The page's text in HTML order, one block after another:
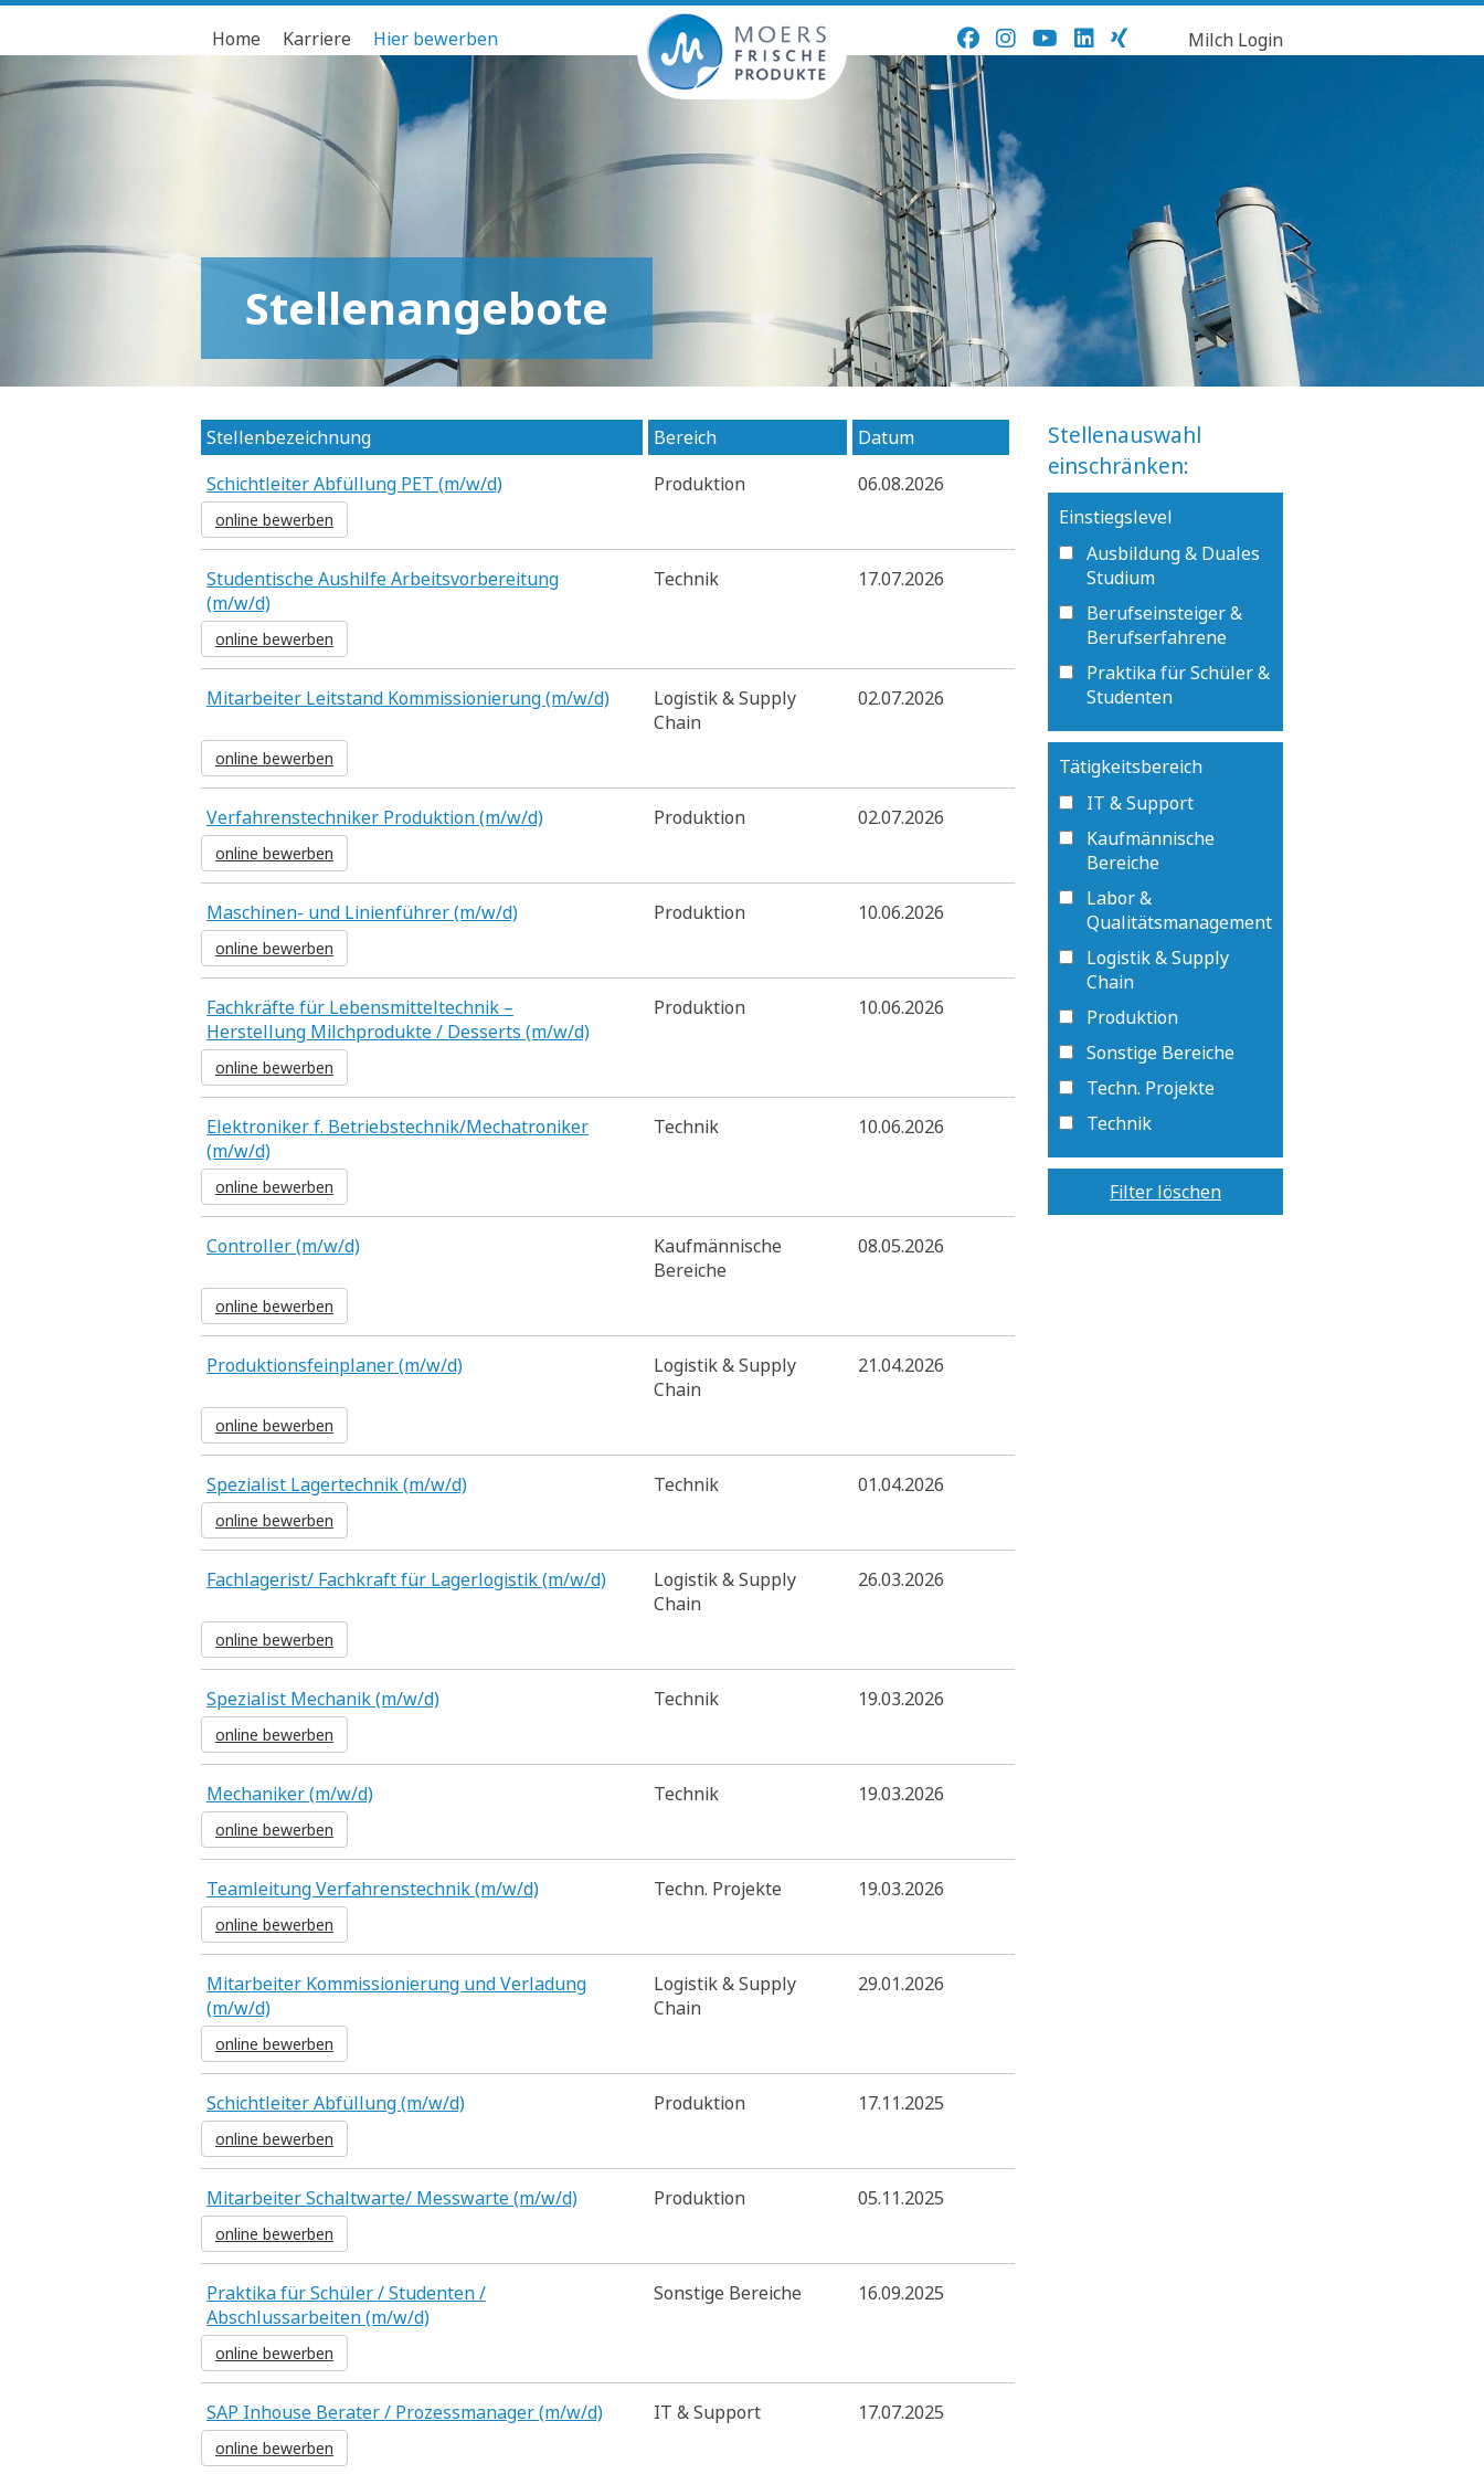
Home Karriere Hier bewerben Milch Login
Stellenangebote
Stellenbezeichnung Bereich
Datum
Schichtleiter Abfüllung PET (m/w/d)
Produktion 06.08.2026
online bewerben
Studentische Aushilfe Arbeitsvorbereitung
(m/w/d)
Technik 17.07.2026
online bewerben
Mitarbeiter Leitstand Kommissionierung (m/w/d)
Logistik & Supply
Chain
02.07.2026
online bewerben
Verfahrenstechniker Produktion (m/w/d) Produktion 02.07.2026
online bewerben
Maschinen- und Linienführer (m/w/d) Produktion 10.06.2026
online bewerben
Fachkräfte für Lebensmitteltechnik –
Herstellung Milchprodukte / Desserts (m/w/d)
Produktion 10.06.2026
online bewerben
Elektroniker f. Betriebstechnik/Mechatroniker
(m/w/d)
Technik 10.06.2026
online bewerben
Controller (m/w/d)
Kaufmännische
Bereiche
08.05.2026
online bewerben
Produktionsfeinplaner (m/w/d)
Logistik & Supply
Chain
21.04.2026
online bewerben
Spezialist Lagertechnik (m/w/d) Technik 01.04.2026
online bewerben
Fachlagerist/ Fachkraft für Lagerlogistik (m/w/d)
Logistik & Supply
Chain
26.03.2026
online bewerben
Spezialist Mechanik (m/w/d) Technik 19.03.2026
online bewerben
Mechaniker (m/w/d) Technik 19.03.2026
online bewerben
Teamleitung Verfahrenstechnik (m/w/d) Techn. Projekte 19.03.2026
online bewerben
Mitarbeiter Kommissionierung und Verladung
(m/w/d)
Logistik & Supply
Chain
29.01.2026
online bewerben
Schichtleiter Abfüllung (m/w/d) Produktion 17.11.2025
online bewerben
Mitarbeiter Schaltwarte/ Messwarte (m/w/d) Produktion 05.11.2025
online bewerben
Praktika für Schüler / Studenten /
Abschlussarbeiten (m/w/d)
Sonstige Bereiche 16.09.2025
online bewerben
SAP Inhouse Berater / Prozessmanager (m/w/d) IT & Support 17.07.2025
online bewerben
Stellenauswahl
einschränken:
Einstiegslevel
Ausbildung & Duales
Studium
Berufseinsteiger &
Berufserfahrene
Praktika für Schüler &
Studenten
Tätigkeitsbereich
IT & Support
Kaufmännische
Bereiche
Labor &
Qualitätsmanagement
Logistik & Supply
Chain
Produktion
Sonstige Bereiche
Techn. Projekte
Technik
Filter löschen